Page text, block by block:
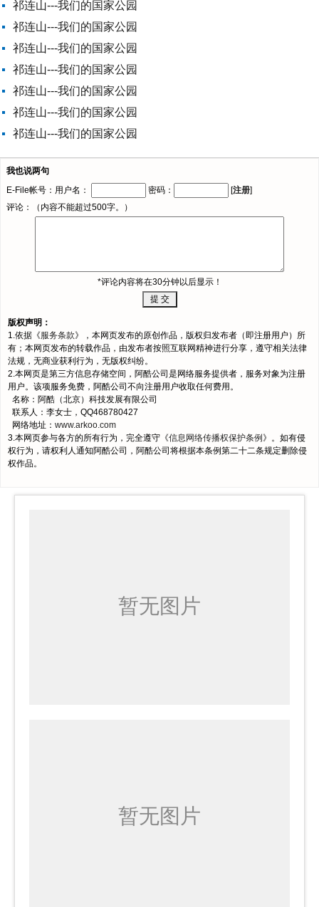
祁连山---我们的国家公园
祁连山---我们的国家公园
祁连山---我们的国家公园
祁连山---我们的国家公园
祁连山---我们的国家公园
祁连山---我们的国家公园
祁连山---我们的国家公园
我也说两句
E-File帐号：用户名：
密码： [注册]
评论：（内容不能超过500字。）
*评论内容将在30分钟以后显示！
版权声明：
1.依据《服务条款》，本网页发布的原创作品，版权归发布者（即注册用户）所
有；本网页发布的转载作品，由发布者按照互联网精神进行分享，遵守相关法律
法规，无商业获利行为，无版权纠纷。
2.本网页是第三方信息存储空间，阿酷公司是网络服务提供者，服务对象为注册
用户。该项服务免费，阿酷公司不向注册用户收取任何费用。
名称：阿酷（北京）科技发展有限公司
联系人：李女士，QQ468780427
网络地址： www.arkoo.com
3.本网页参与各方的所有行为，完全遵守《信息网络传播权保护条例 》。如有侵
权行为，请权利人通知阿酷公司，阿酷公司将根据本条例第二十二条规定删除侵
权作品。